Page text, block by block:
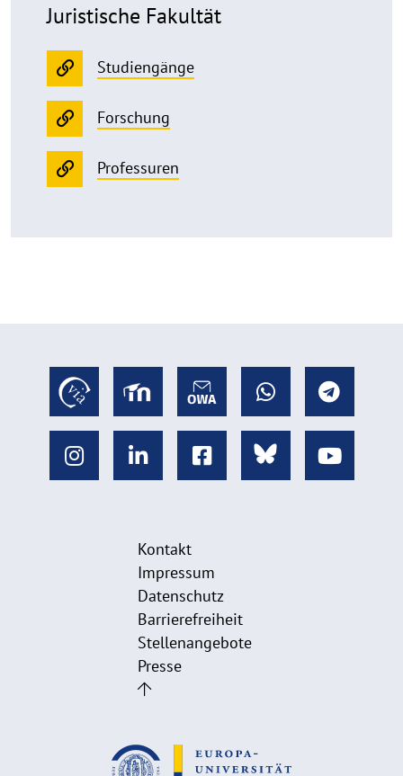
Juristische Fakultät
Studiengänge
Forschung
Professuren
Kontakt
Impressum
Datenschutz
Barrierefreiheit
Stellenangebote
Presse